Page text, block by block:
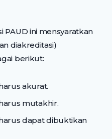
PAUD ini mensyaratkan
diakreditasi)
berikut:
akurat.
mutakhir.
dapat dibuktikan